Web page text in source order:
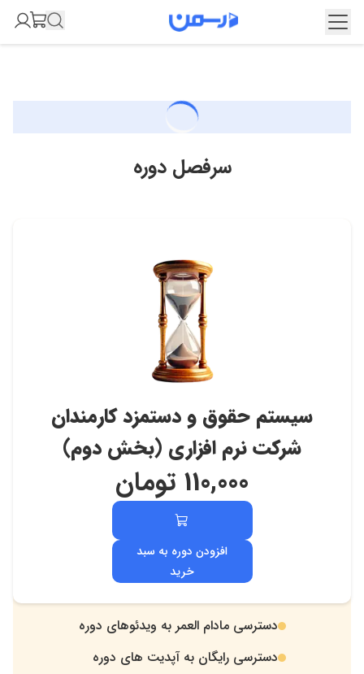
سرفصل دوره
سیستم حقوق و دستمزد کارمندان
شرکت نرم افزاری (بخش دوم)
110,000 تومان
افزودن دوره به سبد
خرید
. دسترسی مادام العمر به ویدئوهای دوره
. دسترسی رایگان به آپدیت های دوره